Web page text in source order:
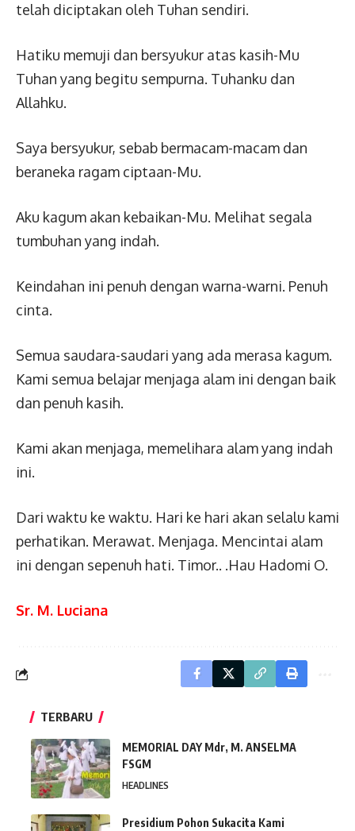
telah diciptakan oleh Tuhan sendiri.
Hatiku memuji dan bersyukur atas kasih-Mu
Tuhan yang begitu sempurna. Tuhanku dan
Allahku.
Saya bersyukur, sebab bermacam-macam dan
beraneka ragam ciptaan-Mu.
Aku kagum akan kebaikan-Mu. Melihat segala
tumbuhan yang indah.
Keindahan ini penuh dengan warna-warni. Penuh
cinta.
Semua saudara-saudari yang ada merasa kagum.
Kami semua belajar menjaga alam ini dengan baik
dan penuh kasih.
Kami akan menjaga, memelihara alam yang indah
ini.
Dari waktu ke waktu. Hari ke hari akan selalu kami
perhatikan. Merawat. Menjaga. Mencintai alam
ini dengan sepenuh hati. Timor.. .Hau Hadomi O.
Sr. M. Luciana
TERBARU
MEMORIAL DAY Mdr, M. ANSELMA
FSGM
HEADLINES
Presidium Pohon Sukacita Kami